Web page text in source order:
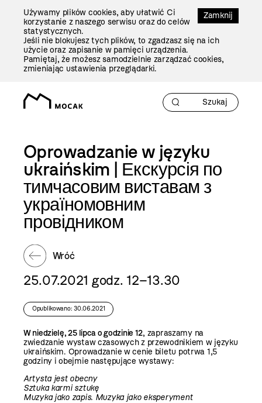
Zamknij
Używamy plików cookies, aby ułatwić Ci
korzystanie z naszego serwisu oraz do celów
statystycznych.
Jeśli nie blokujesz tych plików, to zgadzasz się na ich
użycie oraz zapisanie w pamięci urządzenia.
Pamiętaj, że możesz samodzielnie zarządzać cookies,
zmieniając ustawienia przeglądarki.
Oprowadzanie w języku
ukraińskim | Екскурсія по
тимчасовим виставам з
україномовним
провідником
Wróć
25.07.2021 godz. 12–13.30
Opublikowano: 30.06.2021
W niedzielę, 25 lipca o godzinie 12, zapraszamy na
zwiedzanie wystaw czasowych z przewodnikiem w języku
ukraińskim. Oprowadzanie w cenie biletu potrwa 1,5
godziny i obejmie następujące wystawy:
Artysta jest obecny
Sztuka karmi sztukę
Muzyka jako zapis. Muzyka jako eksperyment